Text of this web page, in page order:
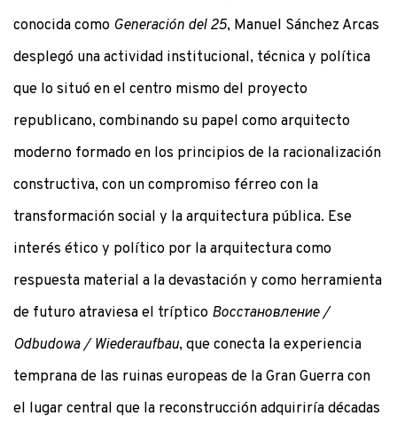
conocida como Generación del 25, Manuel Sánchez Arcas
desplegó una actividad institucional, técnica y política
que lo situó en el centro mismo del proyecto
republicano, combinando su papel como arquitecto
moderno formado en los principios de la racionalización
constructiva, con un compromiso férreo con la
transformación social y la arquitectura pública. Ese
interés ético y político por la arquitectura como
respuesta material a la devastación y como herramienta
de futuro atraviesa el tríptico Восстановление /
Odbudowa / Wiederaufbau, que conecta la experiencia
temprana de las ruinas europeas de la Gran Guerra con
el lugar central que la reconstrucción adquiriría décadas